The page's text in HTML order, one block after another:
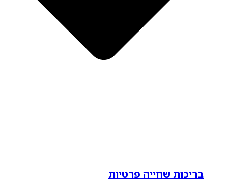
בריכות שחייה פרטיות